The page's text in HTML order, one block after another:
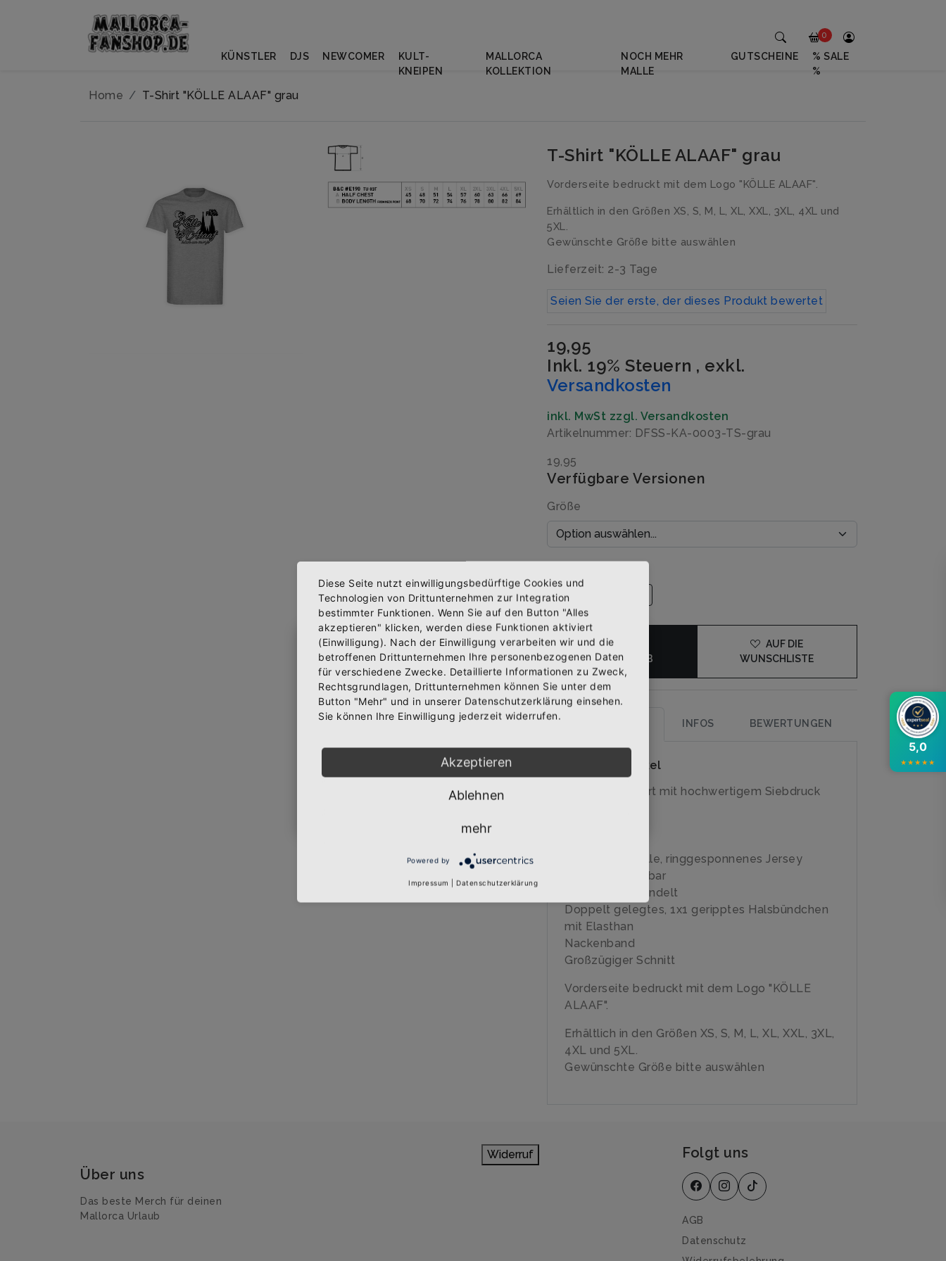
Home T-Shirt "KÖLLE ALAAF" grau
T-Shirt "KÖLLE ALAAF" grau
Vorderseite bedruckt mit dem Logo "KÖLLE ALAAF".
Erhältlich in den Größen XS, S, M, L, XL, XXL, 3XL, 4XL und
5XL.
Gewünschte Größe bitte auswählen
Lieferzeit: 2-3 Tage
Seien Sie der erste, der dieses Produkt bewertet
19,95
Inkl. 19% Steuern , exkl.
Versandkosten
inkl. MwSt zzgl. Versandkosten
Artikelnummer: DFSS-KA-0003-TS-grau
19,95
Verfügbare Versionen
Größe
IN DEN
WARENKORB
AUF DIE
WUNSCHLISTE
INFOS BEWERTUNGEN
Über den Artikel
Qualitäts-T-Shirt mit hochwertigem Siebdruck
100% Baumwolle, ringgesponnenes Jersey
40 Grad waschbar
Einlaufvorbehandelt
Doppelt gelegtes, 1x1 geripptes Halsbündchen
mit Elasthan
Nackenband
Großzügiger Schnitt
Vorderseite bedruckt mit dem Logo "KÖLLE
ALAAF".
Erhältlich in den Größen XS, S, M, L, XL, XXL, 3XL,
4XL und 5XL.
Gewünschte Größe bitte auswählen
Über uns
Das beste Merch für deinen
Mallorca Urlaub
Widerruf Folgt uns
AGB
Datenschutz
Abonniere jetzt unseren Newsletter
Bekomme die aktuellsten News über neue Produkte und
zudem einen 10% Gutschein für deine nächste
Bestellung.
Abonnieren
0
KÜNSTLER DJS NEWCOMER
KULT-
KNEIPEN
MALLORCA
KOLLEKTION
NOCH MEHR
MALLE
GUTSCHEINE
% SALE
%
5,0
★★★★★
Diese Seite nutzt einwilligungsbedürftige Cookies und
Technologien von Drittunternehmen zur Integration
bestimmter Funktionen. Wenn Sie auf den Button "Alles
akzeptieren" klicken, werden diese Funktionen aktiviert
(Einwilligung). Nach der Einwilligung verarbeiten wir und die
betroffenen Drittunternehmen Ihre personenbezogenen Daten
für verschiedene Zwecke. Detaillierte Informationen zu Zweck,
Rechtsgrundlagen, Drittunternehmen können Sie unter dem
Button "Mehr" und in unserer Datenschutzerklärung einsehen.
Sie können Ihre Einwilligung jederzeit widerrufen.
Akzeptieren
Ablehnen
mehr
Powered by
Impressum Datenschutzerklärung